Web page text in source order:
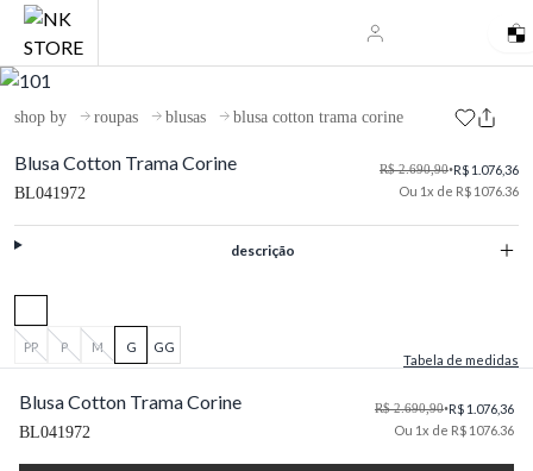
shop by roupas blusas blusa cotton trama corine
Blusa Cotton Trama Corine
BL041972
R$ 2.690,90•R$ 1.076,36
Ou 1x de R$ 1076.36
descrição
PP P M G
GG
Tabela de medidas
Blusa Cotton Trama Corine
BL041972
R$ 2.690,90•R$ 1.076,36
Ou 1x de R$ 1076.36